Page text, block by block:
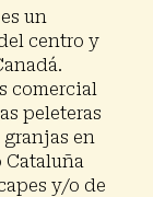
es un
centro y
comercial
peleteras
granjas en
Cataluña
y/o de